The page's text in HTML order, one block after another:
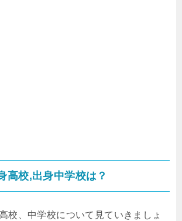
高校,出身中学校は？
校、中学校について見ていきましょ